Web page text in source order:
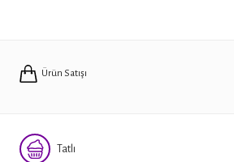
Ürün Satışı
Tatlı